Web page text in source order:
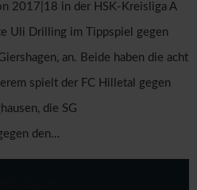
2017|18 in der HSK-Kreisliga A
Uli Drilling im Tippspiel gegen
an. Beide haben die acht
spielt der FC Hilletal gegen
die SG
den…